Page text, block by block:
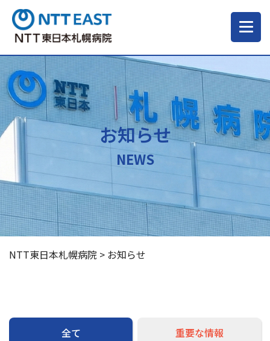
当院について
ご来院される方へ
診療科・部門
医療・介護関係の方
採用情報
お知らせ
NEWS
NTT東日本札幌病院 > お知らせ
全て 重要な情報